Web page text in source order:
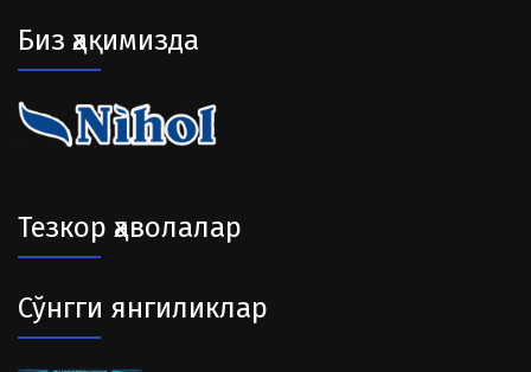
Биз ҳақимизда
Тезкор ҳаволалар
Сўнгги янгиликлар